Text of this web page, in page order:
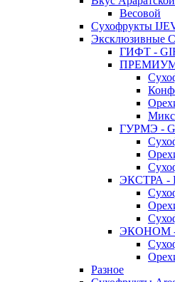
Весовой
Сухофрукты
Эксклюзивные
ГИФТ -
ПРЕМИУМ
Микс
ГУРМЭ -
ЭКСТРА -
ЭКОНОМ -
Разное